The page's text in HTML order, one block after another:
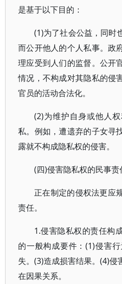
是基于以下目的：
(1)为了社会公益，同时
而公开他人的个人私事。政
理应受到人们的监督。公开
情况，不构成对其隐私的侵
官员的活动合法化。
(2)为维护自身或他人
私。例如，遭遗弃的子女寻
露就不构成隐私权的侵害。
(四)侵害隐私权的民事责
正在制定的侵权法更应
责任。
1.侵害隐私权的责任构
的一般构成要件：(1)侵害
失。(3)造成损害结果。(4)侵
在因果关系。